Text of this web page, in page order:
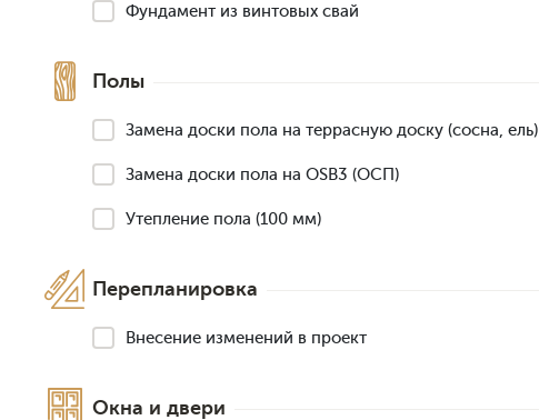
Фундамент из винтовых свай
Полы
Замена доски пола на террасную доску (сосна, ель)
Замена доски пола на OSB3 (ОСП)
Утепление пола (100 мм)
Перепланировка
Внесение изменений в проект
Окна и двери